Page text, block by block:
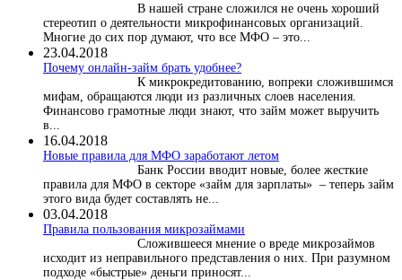
В нашей стране сложился не очень хороший
стереотип о деятельности микрофинансовых организаций.
Многие до сих пор думают, что все МФО – это...
23.04.2018
Почему онлайн-займ брать удобнее?
К микрокредитованию, вопреки сложившимся
мифам, обращаются люди из различных слоев населения.
Финансово грамотные люди знают, что займ может выручить
в...
16.04.2018
Новые правила для МФО заработают летом
Банк России вводит новые, более жесткие
правила для МФО в секторе «займ для зарплаты» – теперь займ
этого вида будет составлять не...
03.04.2018
​Правила пользования микрозаймами
Сложившееся мнение о вреде микрозаймов
исходит из неправильного представления о них. При разумном
подходе «быстрые» деньги приносят...